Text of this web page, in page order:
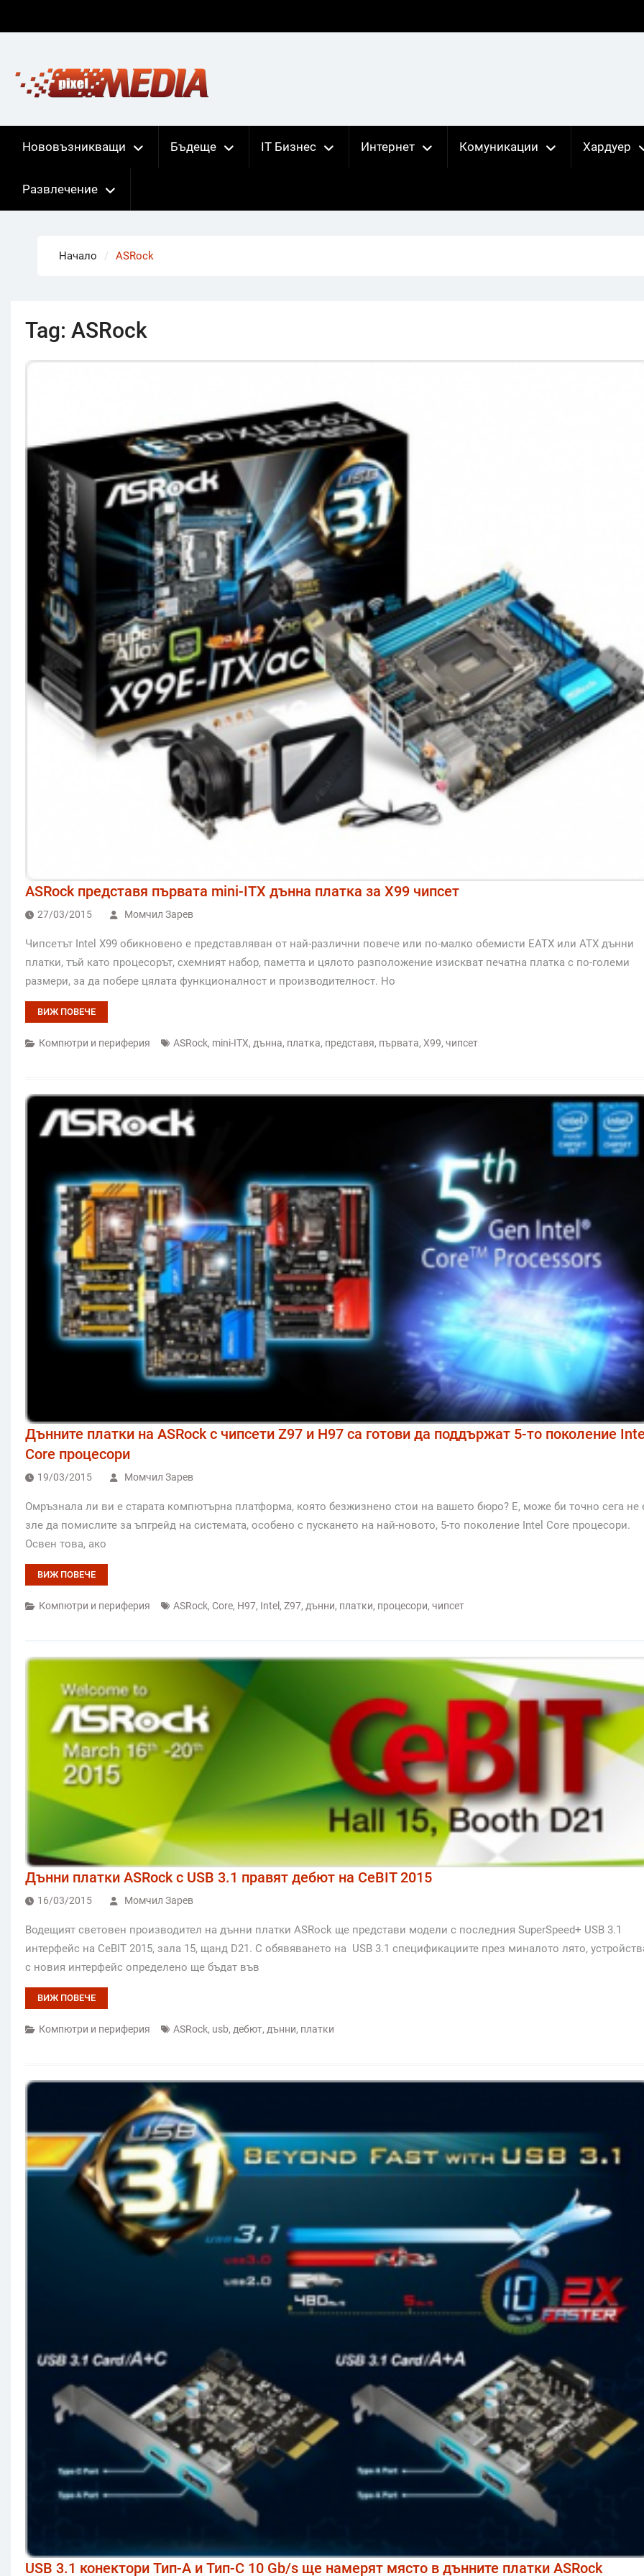
Нововъзникващи Бъдеще IT Бизнес Интернет Комуникации Хардуер
Развлечение
Начало ASRock
Tag: ASRock
ASRock представя първата mini-ITX дънна платка за Х99 чипсет
27/03/2015 Момчил Зарев
Чипсетът Intel X99 обикновено е представляван от най-различни повече или по-малко обемисти EATX или ATX дънни
платки, тъй като процесорът, схемният набор, паметта и цялото разположение изискват печатна платка с по-големи
размери, за да побере цялата функционалност и производителност. Но
ВИЖ ПОВЕЧЕ
Компютри и периферия ASRock, mini-ITX, дънна, платка, представя, първата, Х99, чипсет
Дънните платки на ASRock с чипсети Z97 и H97 са готови да поддържат 5-то поколение
Core процесори
19/03/2015 Момчил Зарев
Омръзнала ли ви е старата компютърна платформа, която безжизнено стои на вашето бюро? Е, може би точно сега не
зле да помислите за ъпгрейд на системата, особено с пускането на най-новото, 5-то поколение Intel Core процесори.
Освен това, ако
ВИЖ ПОВЕЧЕ
Компютри и периферия ASRock, Core, H97, Intel , Z97, дънни, платки, процесори, чипсет
Дънни платки ASRock с USB 3.1 правят дебют на CeBIT 2015
16/03/2015 Момчил Зарев
Водещият световен производител на дънни платки ASRock ще представи модели с последния SuperSpeed+ USB 3.1
интерфейс на CeBIT 2015, зала 15, щанд D21. С обявяването на USB 3.1 спецификациите през миналото лято,
с новия интерфейс определено ще бъдат във
ВИЖ ПОВЕЧЕ
Компютри и периферия ASRock, usb, дебют, дънни, платки
USB 3.1 конектори Тип-A и Тип-C 10 Gb/s ще намерят място в дънните платки ASRock